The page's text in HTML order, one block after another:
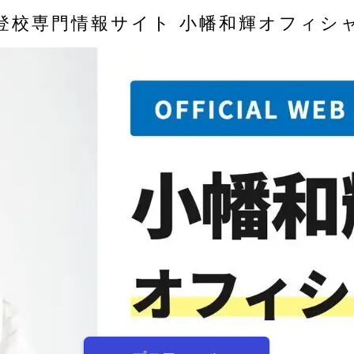
校専門情報サイト 小幡和輝オフィシ